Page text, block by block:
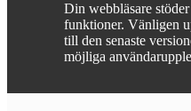
Din webbläsare
funktioner. Vänligen
till den senaste
möjliga